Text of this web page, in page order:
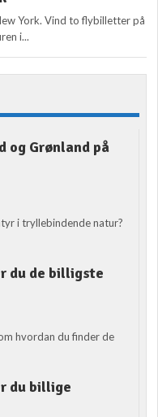
York. Vind to flybilletter på
i...
og Grønland på
i tryllebindende natur?
du de billigste
hvordan du finder de
du billige